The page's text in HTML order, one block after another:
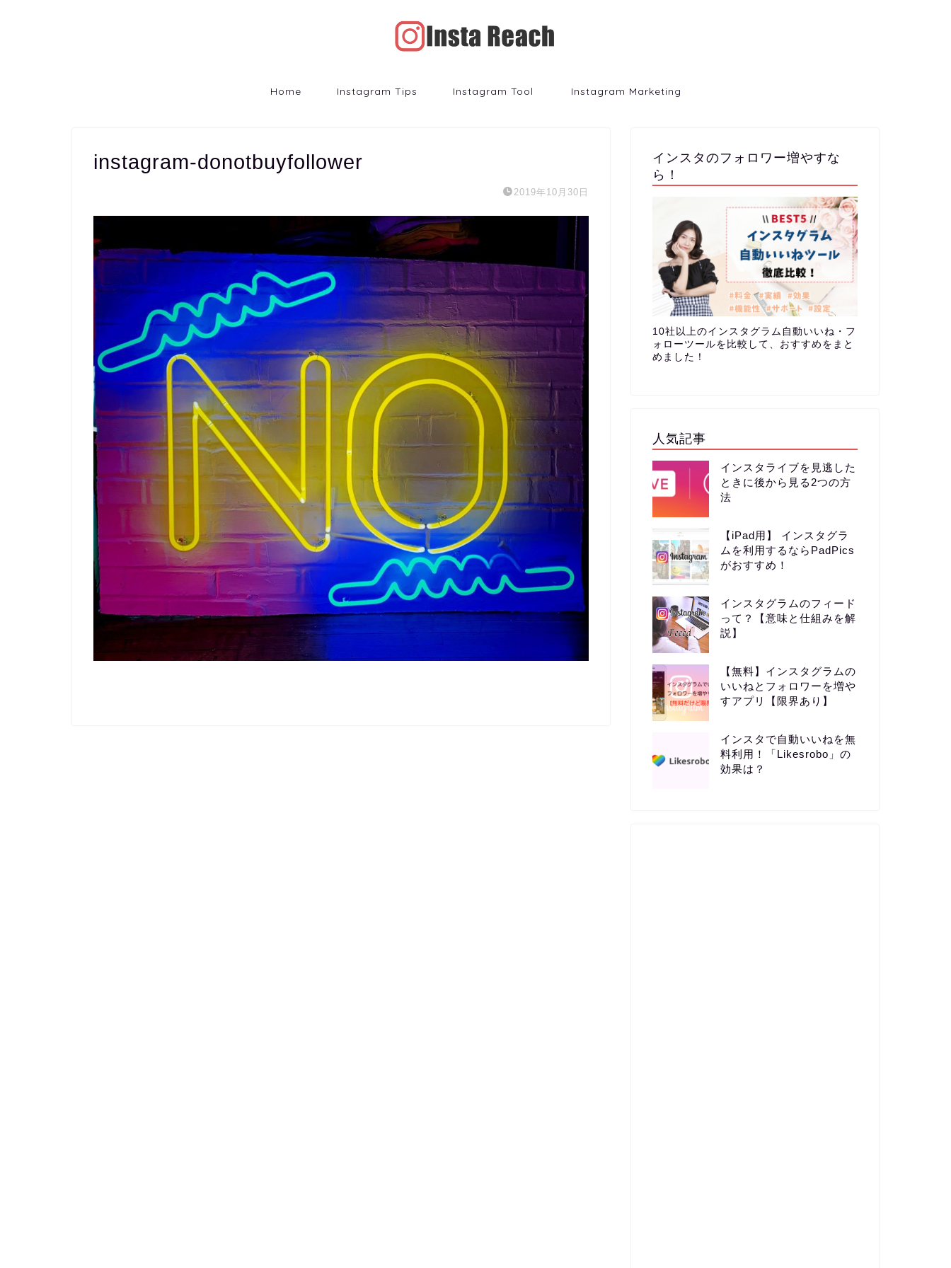
Home Instagram Tips Instagram Tool Instagram Marketing
instagram-donotbuyfollower
2019年10月30日
インスタのフォロワー増やすな
ら！
10社以上のインスタグラム自動いいね・フ
ォローツールを比較して、おすすめをまと
めました！
人気記事
インスタライブを見逃した
ときに後から見る2つの方
法
【iPad用】 インスタグラ
ムを利用するならPadPics
がおすすめ！
インスタグラムのフィード
って？【意味と仕組みを解
説】
【無料】インスタグラムの
いいねとフォロワーを増や
すアプリ【限界あり】
インスタで自動いいねを無
料利用！「Likesrobo」の
効果は？